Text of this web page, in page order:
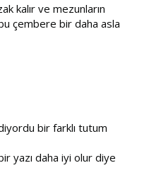
kalır ve mezunların
bu çembere bir daha asla
bir farklı tutum
yazı daha iyi olur diye